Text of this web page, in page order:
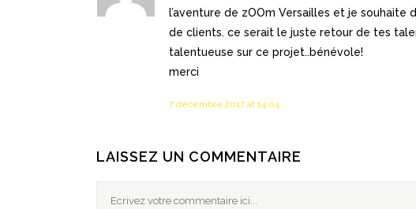
l’aventure de zOOm Versailles et je
de clients. ce serait le juste retour de tes
talentueuse sur ce projet..bénévole!
merci
7 décembre 2017 at 14:04
LAISSEZ UN COMMENTAIRE